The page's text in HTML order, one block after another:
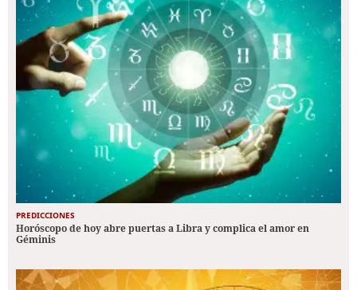
PREDICCIONES
Horóscopo de hoy abre puertas a Libra y complica el amor en
Géminis